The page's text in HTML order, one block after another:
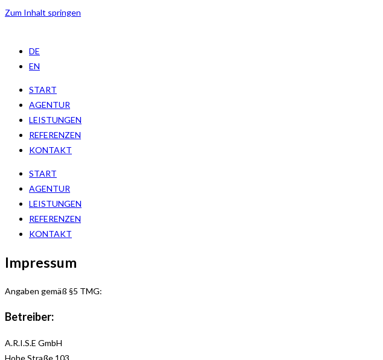
Zum Inhalt springen
DE
EN
START
AGENTUR
LEISTUNGEN
REFERENZEN
KONTAKT
START
AGENTUR
LEISTUNGEN
REFERENZEN
KONTAKT
Impressum
Angaben gemäß §5 TMG:
Betreiber:
A.R.I.S.E GmbH